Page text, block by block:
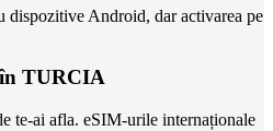
dispozitive Android, dar activarea pe
TURCIA
te-ai afla. eSIM-urile internaționale